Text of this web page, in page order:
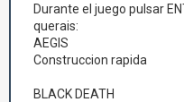
Durante el juego pulsar
querais:
AEGIS
Construccion rapida
BLACK DEATH